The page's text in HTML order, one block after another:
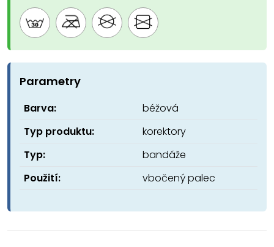
Parametry
Barva:
béžová
Typ produktu:
korektory
Typ:
bandáže
Použití:
vbočený palec